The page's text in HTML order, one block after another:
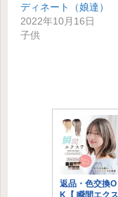
ディネート（娘達）
2022年10月16日
子供